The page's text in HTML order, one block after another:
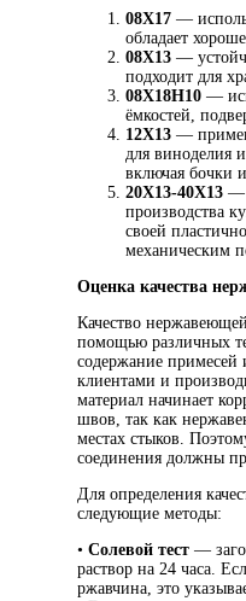
08Х17 —
обладает
08Х13 —
подходит для
08Х18Н10 —
ёмкостей,
12Х13 —
для виноделия
включая бочки
20Х13-40Х13 —
производства
своей
механическим
Оценка качества
Качество
помощью различных
содержание
клиентами и
материал начинает
швов, так как
местах стыков.
соединения должны
Для определения
следующие методы:
• Солевой тест —
раствор на 24 часа.
ржавчина, это